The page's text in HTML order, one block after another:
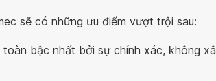
sẽ có những ưu điểm vượt trội sau:
bậc nhất bởi sự chính xác, không